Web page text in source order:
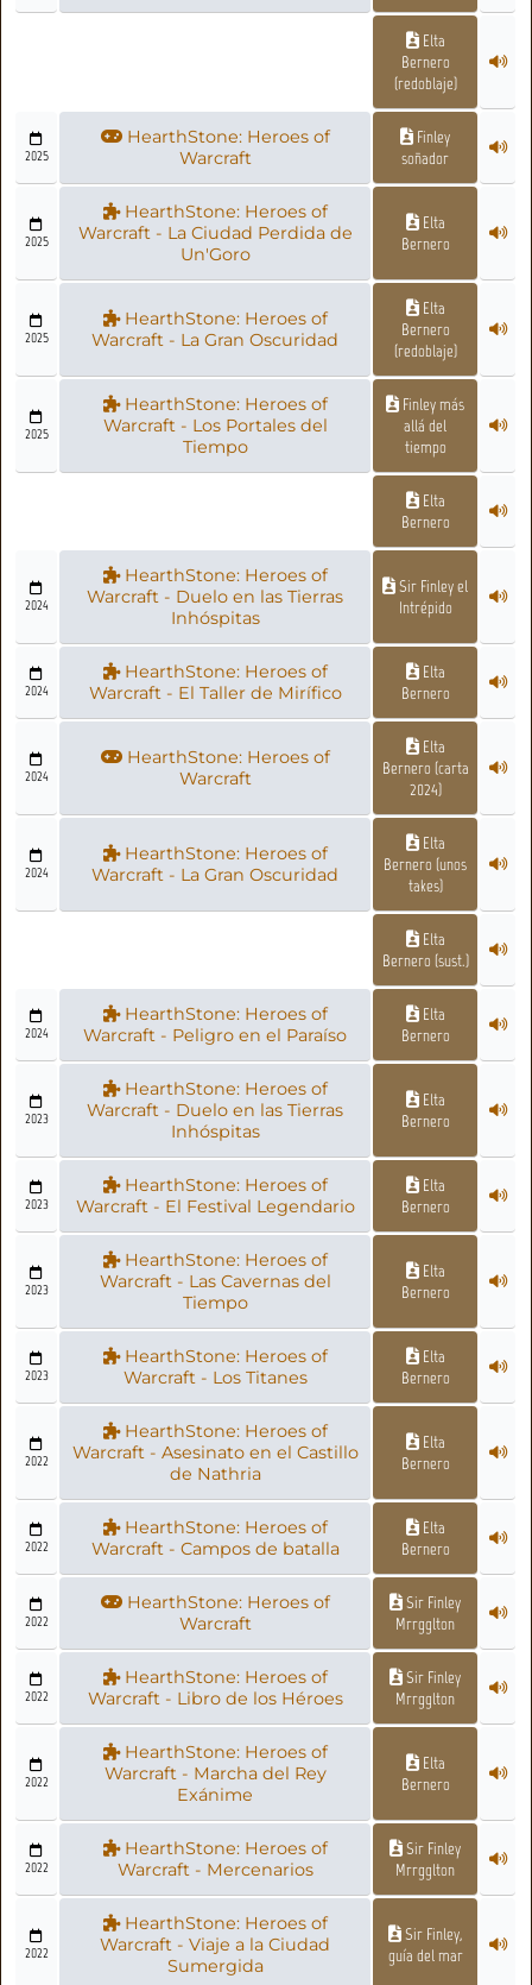
Elta
Bernero
(redoblaje)
2025
HearthStone: Heroes of
Warcraft
Finley
soñador
2025
HearthStone: Heroes of
Warcraft - La Ciudad Perdida de
Un'Goro
Elta
Bernero
2025
HearthStone: Heroes of
Warcraft - La Gran Oscuridad
Elta
Bernero
(redoblaje)
2025
HearthStone: Heroes of
Warcraft - Los Portales del
Tiempo
Finley más
allá del
tiempo
Elta
Bernero
2024
HearthStone: Heroes of
Warcraft - Duelo en las Tierras
Inhóspitas
Sir Finley el
Intrépido
2024
HearthStone: Heroes of
Warcraft - El Taller de Mirífico
Elta
Bernero
2024
HearthStone: Heroes of
Warcraft
Elta
Bernero (carta
2024)
2024
HearthStone: Heroes of
Warcraft - La Gran Oscuridad
Elta
Bernero (unos
takes)
Elta
Bernero (sust.)
2024
HearthStone: Heroes of
Warcraft - Peligro en el Paraíso
Elta
Bernero
2023
HearthStone: Heroes of
Warcraft - Duelo en las Tierras
Inhóspitas
Elta
Bernero
2023
HearthStone: Heroes of
Warcraft - El Festival Legendario
Elta
Bernero
2023
HearthStone: Heroes of
Warcraft - Las Cavernas del
Tiempo
Elta
Bernero
2023
HearthStone: Heroes of
Warcraft - Los Titanes
Elta
Bernero
2022
HearthStone: Heroes of
Warcraft - Asesinato en el Castillo
de Nathria
Elta
Bernero
2022
HearthStone: Heroes of
Warcraft - Campos de batalla
Elta
Bernero
2022
HearthStone: Heroes of
Warcraft
Sir Finley
Mrrgglton
2022
HearthStone: Heroes of
Warcraft - Libro de los Héroes
Sir Finley
Mrrgglton
2022
HearthStone: Heroes of
Warcraft - Marcha del Rey
Exánime
Elta
Bernero
2022
HearthStone: Heroes of
Warcraft - Mercenarios
Sir Finley
Mrrgglton
2022
HearthStone: Heroes of
Warcraft - Viaje a la Ciudad
Sumergida
Sir Finley,
guía del mar